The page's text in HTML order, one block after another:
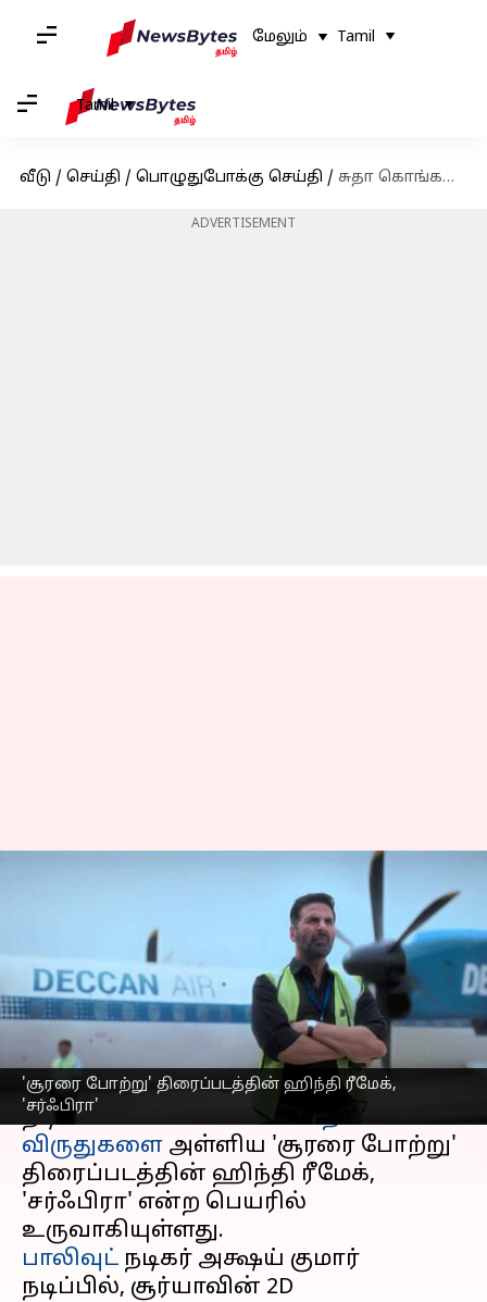
மேலும் Tamil
Tamil
வீடு / செய்தி / பொழுதுபோக்கு செய்தி / சுதா கொங்கராவின் 'சர்ஃபிரா' ஜூலை 12ஆம் தேதி வெளியாகிறது
ADVERTISEMENT
'சூரரை போற்று' திரைப்படத்தின் ஹிந்தி ரீமேக்,
'சர்ஃபிரா'
சுதா கொங்கராவின்
'சர்ஃபிரா' ஜூலை 12ஆம்
தேதி வெளியாகிறது
எழுதியவர் Venkatalakshmi V Jun 14, 2024 01:17 pm
செய்தி முன்னோட்டம்
சுதா கொங்கரா இயக்கத்தில்,சூர்யா
நடிப்பில் வெளியாகி பலதேசிய
விருதுகளை அள்ளிய 'சூரரை போற்று'
திரைப்படத்தின் ஹிந்தி ரீமேக்,
'சர்ஃபிரா' என்ற பெயரில்
பாலிவுட் நடிகர் அக்ஷய் குமார்
நடிப்பில், சூர்யாவின் 2D